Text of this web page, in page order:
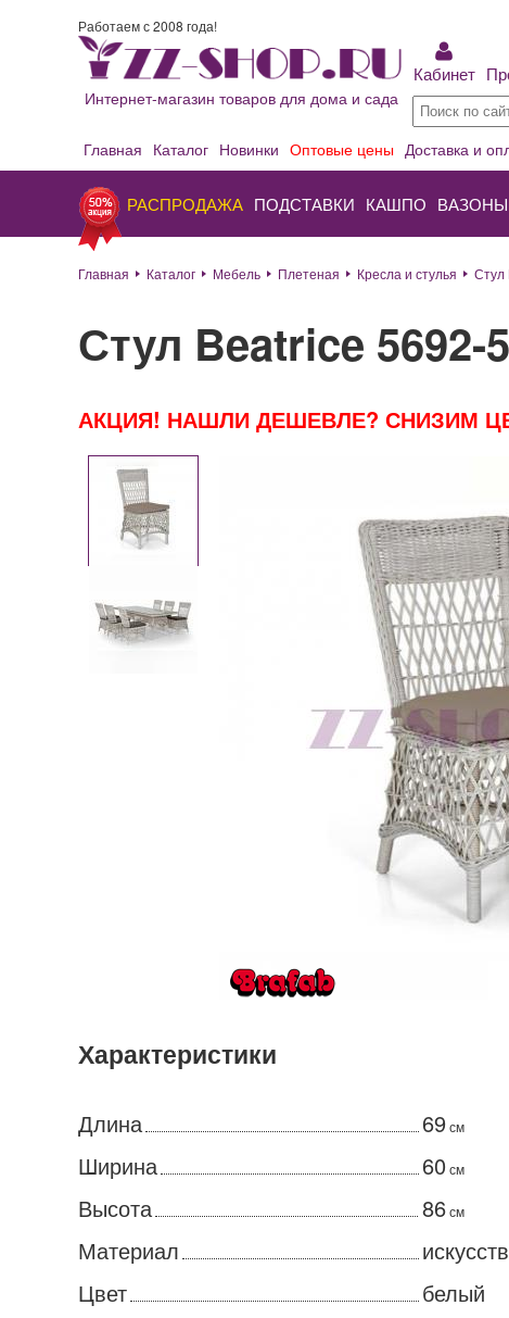
Работаем с 2008 года!
Интернет-магазин товаров для дома и сада
Кабинет
Главная Каталог Новинки Оптовые цены Доставка и
РАСПРОДАЖА ПОДСТАВКИ КАШПО ВАЗОНЫ
Главная Каталог Мебель Плетеная Кресла и стулья Стул
Стул Beatrice 5692-
АКЦИЯ! НАШЛИ ДЕШЕВЛЕ? СНИЗИМ
Характеристики
Длина 69см
Ширина 60 см
Высота 86см
Материал
Цвет
белый